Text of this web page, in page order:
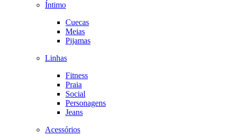
Íntimo
Cuecas
Meias
Pijamas
Linhas
Fitness
Praia
Social
Personagens
Jeans
Acessórios